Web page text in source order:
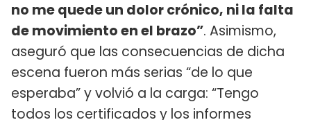
no me quede un dolor crónico, ni la falta
de movimiento en el brazo”. Asimismo,
aseguró que las consecuencias de dicha
escena fueron más serias “de lo que
esperaba” y volvió a la carga: “Tengo
todos los certificados y los informes